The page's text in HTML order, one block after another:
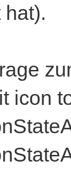
hat).
icon